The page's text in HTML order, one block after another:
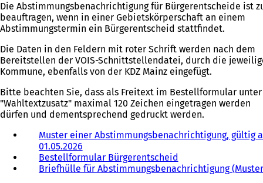
Die Abstimmungsbenachrichtigung für Bürgerentscheide ist
beauftragen, wenn in einer Gebietskörperschaft an einem
Abstimmungstermin ein Bürgerentscheid stattfindet.
Die Daten in den Feldern mit roter Schrift werden nach dem
Bereitstellen der VOIS-Schnittstellendatei, durch die
Kommune, ebenfalls von der KDZ Mainz eingefügt.
Bitte beachten Sie, dass als Freitext im Bestellformular unter
"Wahltextzusatz" maximal 120 Zeichen eingetragen werden
dürfen und dementsprechend gedruckt werden.
Muster einer Abstimmungsbenachrichtigung, gültig
01.05.2026
Ö
f
Bestellformular Bürgerentscheid
Ö
Briefhülle für Abstimmungsbenachrichtigung